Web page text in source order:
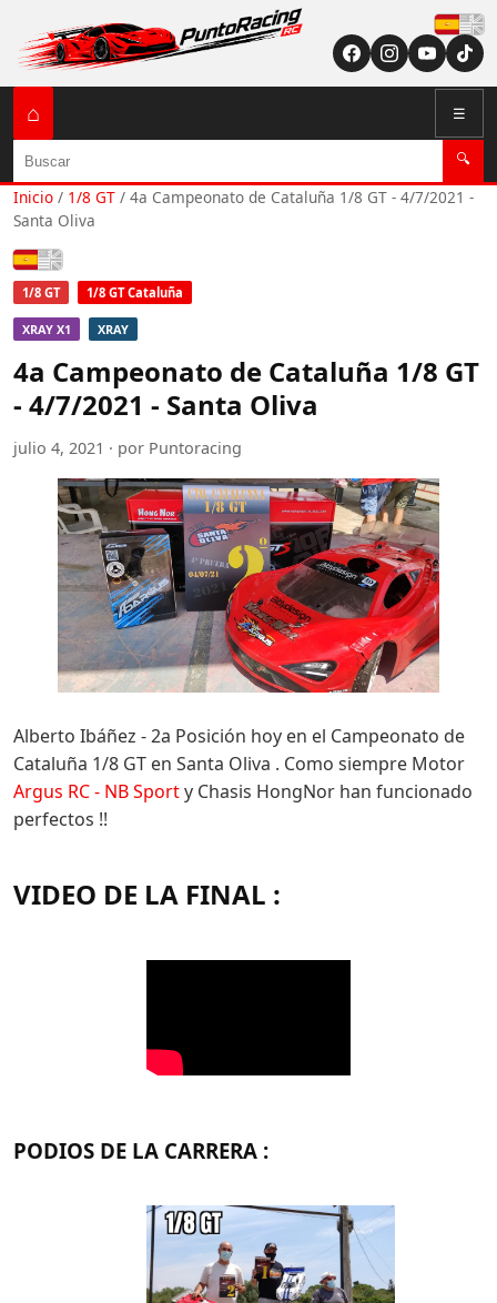
⌂ ☰
Buscar 🔍
Inicio / 1/8 GT / 4a Campeonato de Cataluña 1/8 GT - 4/7/2021 -
Santa Oliva
Español
1/8 GT 1/8 GT Cataluña
XRAY X1 XRAY
4a Campeonato de Cataluña 1/8 GT
- 4/7/2021 - Santa Oliva
julio 4, 2021 · por Puntoracing
Alberto Ibáñez - 2a Posición hoy en el Campeonato de
Cataluña 1/8 GT en Santa Oliva . Como siempre Motor
Argus RC - NB Sporty Chasis HongNor han funcionado
perfectos !!
VIDEO DE LA FINAL :
PODIOS DE LA CARRERA :